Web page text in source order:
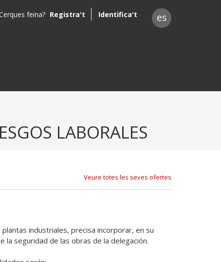
feina? Registra't Identifica't es
LABORALES
Veure totes les seves ofertes
industriales, precisa incorporar, en su
la seguridad de las obras de la delegación.